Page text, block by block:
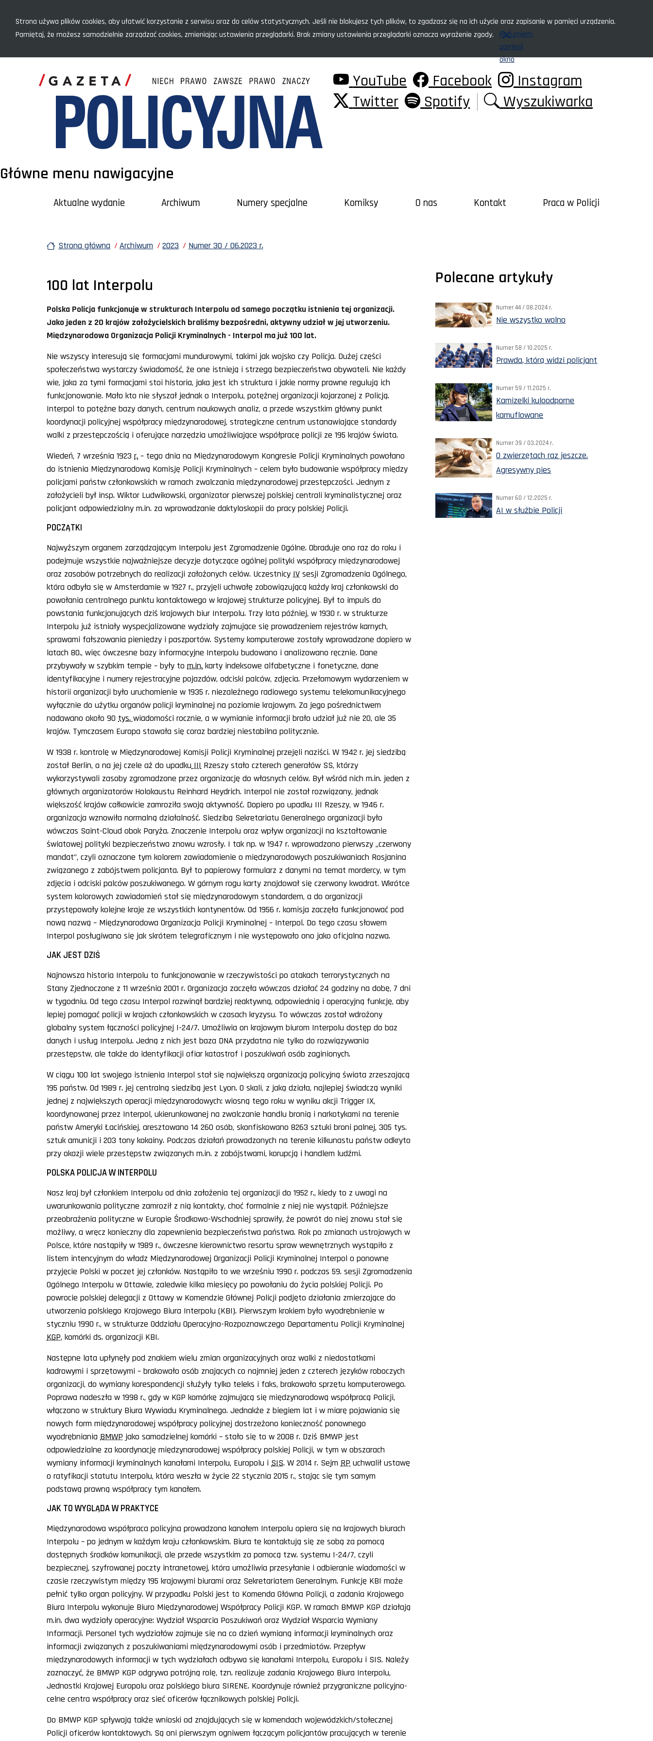
Strona używa plików cookies, aby ułatwić korzystanie z serwisu oraz do celów statystycznych. Jeśli nie blokujesz tych plików, to zgadzasz się na ich użycie oraz zapisanie w pamięci urządzenia.
Pamiętaj, że możesz samodzielnie zarządzać cookies, zmieniając ustawienia przeglądarki. Brak zmiany ustawienia przeglądarki oznacza wyrażenie zgody.
Rozumiem,
zamknij
okno
YouTube Facebook
Instagram
Twitter
Spotify Wyszukiwarka
Główne menu nawigacyjne
Aktualne wydanie Archiwum Numery specjalne Komiksy O nas Kontakt Praca w Policji
Strona główna Archiwum 2023 Numer 30 / 06.2023 r.
100 lat Interpolu
Polska Policja funkcjonuje w strukturach Interpolu od samego początku istnienia tej organizacji.
Jako jeden z 20 krajów założycielskich braliśmy bezpośredni, aktywny udział w jej utworzeniu.
Międzynarodowa Organizacja Policji Kryminalnych - Interpol ma już 100 lat.
Nie wszyscy interesują się formacjami mundurowymi, takimi jak wojsko czy Policja. Dużej części
społeczeństwa wystarczy świadomość, że one istnieją i strzegą bezpieczeństwa obywateli. Nie każdy
wie, jaka za tymi formacjami stoi historia, jaka jest ich struktura i jakie normy prawne regulują ich
funkcjonowanie. Mało kto nie słyszał jednak o Interpolu, potężnej organizacji kojarzonej z Policją.
Interpol to potężne bazy danych, centrum naukowych analiz, a przede wszystkim główny punkt
koordynacji policyjnej współpracy międzynarodowej, strategiczne centrum ustanawiające standardy
walki z przestępczością i oferujące narzędzia umożliwiające współpracę policji ze 195 krajów świata.
Wiedeń, 7 września 1923 r. – tego dnia na Międzynarodowym Kongresie Policji Kryminalnych powołano
do istnienia Międzynarodową Komisję Policji Kryminalnych – celem było budowanie współpracy między
policjami państw członkowskich w ramach zwalczania międzynarodowej przestępczości. Jednym z
założycieli był insp. Wiktor Ludwikowski, organizator pierwszej polskiej centrali kryminalistycznej oraz
policjant odpowiedzialny m.in. za wprowadzanie daktyloskopii do pracy polskiej Policji.
POCZĄTKI
Najwyższym organem zarządzającym Interpolu jest Zgromadzenie Ogólne. Obraduje ono raz do roku i
podejmuje wszystkie najważniejsze decyzje dotyczące ogólnej polityki współpracy międzynarodowej
oraz zasobów potrzebnych do realizacji założonych celów. Uczestnicy IV sesji Zgromadzenia Ogólnego,
która odbyła się w Amsterdamie w 1927 r., przyjęli uchwałę zobowiązującą każdy kraj członkowski do
powołania centralnego punktu kontaktowego w krajowej strukturze policyjnej. Był to impuls do
powstania funkcjonujących dziś krajowych biur Interpolu. Trzy lata później, w 1930 r. w strukturze
Interpolu już istniały wyspecjalizowane wydziały zajmujące się prowadzeniem rejestrów karnych,
sprawami fałszowania pieniędzy i paszportów. Systemy komputerowe zostały wprowadzone dopiero w
latach 80., więc ówczesne bazy informacyjne Interpolu budowano i analizowano ręcznie. Dane
przybywały w szybkim tempie – były to m.in. karty indeksowe alfabetyczne i fonetyczne, dane
identyfikacyjne i numery rejestracyjne pojazdów, odciski palców, zdjęcia. Przełomowym wydarzeniem w
historii organizacji było uruchomienie w 1935 r. niezależnego radiowego systemu telekomunikacyjnego
wyłącznie do użytku organów policji kryminalnej na poziomie krajowym. Za jego pośrednictwem
nadawano około 90 tys. wiadomości rocznie, a w wymianie informacji brało udział już nie 20, ale 35
krajów. Tymczasem Europa stawała się coraz bardziej niestabilna politycznie.
W 1938 r. kontrolę w Międzynarodowej Komisji Policji Kryminalnej przejęli naziści. W 1942 r. jej siedzibą
został Berlin, a na jej czele aż do upadku III Rzeszy stało czterech generałów SS, którzy
wykorzystywali zasoby zgromadzone przez organizację do własnych celów. Był wśród nich m.in. jeden z
głównych organizatorów Holokaustu Reinhard Heydrich. Interpol nie został rozwiązany, jednak
większość krajów całkowicie zamroziła swoją aktywność. Dopiero po upadku III Rzeszy, w 1946 r.
organizacja wznowiła normalną działalność. Siedzibą Sekretariatu Generalnego organizacji było
wówczas Saint-Cloud obok Paryża. Znaczenie Interpolu oraz wpływ organizacji na kształtowanie
światowej polityki bezpieczeństwa znowu wzrosły. I tak np. w 1947 r. wprowadzono pierwszy „czerwony
mandat”, czyli oznaczone tym kolorem zawiadomienie o międzynarodowych poszukiwaniach Rosjanina
związanego z zabójstwem policjanta. Był to papierowy formularz z danymi na temat mordercy, w tym
zdjęcia i odciski palców poszukiwanego. W górnym rogu karty znajdował się czerwony kwadrat. Wkrótce
system kolorowych zawiadomień stał się międzynarodowym standardem, a do organizacji
przystępowały kolejne kraje ze wszystkich kontynentów. Od 1956 r. komisja zaczęła funkcjonować pod
nową nazwą – Międzynarodowa Organizacja Policji Kryminalnej – Interpol. Do tego czasu słowem
Interpol posługiwano się jak skrótem telegraficznym i nie występowało ono jako oficjalna nazwa.
JAK JEST DZIŚ
Najnowsza historia Interpolu to funkcjonowanie w rzeczywistości po atakach terrorystycznych na
Stany Zjednoczone z 11 września 2001 r. Organizacja zaczęła wówczas działać 24 godziny na dobę, 7 dni
w tygodniu. Od tego czasu Interpol rozwinął bardziej reaktywną, odpowiednią i operacyjną funkcję, aby
lepiej pomagać policji w krajach członkowskich w czasach kryzysu. To wówczas został wdrożony
globalny system łączności policyjnej I-24/7. Umożliwia on krajowym biurom Interpolu dostęp do baz
danych i usług Interpolu. Jedną z nich jest baza DNA przydatna nie tylko do rozwiązywania
przestępstw, ale także do identyfikacji ofiar katastrof i poszukiwań osób zaginionych.
W ciągu 100 lat swojego istnienia Interpol stał się największą organizacją policyjną świata zrzeszającą
195 państw. Od 1989 r. jej centralną siedzibą jest Lyon. O skali, z jaką działa, najlepiej świadczą wyniki
jednej z największych operacji międzynarodowych: wiosną tego roku w wyniku akcji Trigger IX,
koordynowanej przez Interpol, ukierunkowanej na zwalczanie handlu bronią i narkotykami na terenie
państw Ameryki Łacińskiej, aresztowano 14 260 osób, skonfiskowano 8263 sztuki broni palnej, 305 tys.
sztuk amunicji i 203 tony kokainy. Podczas działań prowadzonych na terenie kilkunastu państw odkryto
przy okazji wiele przestępstw związanych m.in. z zabójstwami, korupcją i handlem ludźmi.
POLSKA POLICJA W INTERPOLU
Nasz kraj był członkiem Interpolu od dnia założenia tej organizacji do 1952 r., kiedy to z uwagi na
uwarunkowania polityczne zamroził z nią kontakty, choć formalnie z niej nie wystąpił. Późniejsze
przeobrażenia polityczne w Europie Środkowo-Wschodniej sprawiły, że powrót do niej znowu stał się
możliwy, a wręcz konieczny dla zapewnienia bezpieczeństwa państwa. Rok po zmianach ustrojowych w
Polsce, które nastąpiły w 1989 r., ówczesne kierownictwo resortu spraw wewnętrznych wystąpiło z
listem intencyjnym do władz Międzynarodowej Organizacji Policji Kryminalnej Interpol o ponowne
przyjęcie Polski w poczet jej członków. Nastąpiło to we wrześniu 1990 r. podczas 59. sesji Zgromadzenia
Ogólnego Interpolu w Ottawie, zaledwie kilka miesięcy po powołaniu do życia polskiej Policji. Po
powrocie polskiej delegacji z Ottawy w Komendzie Głównej Policji podjęto działania zmierzające do
utworzenia polskiego Krajowego Biura Interpolu (KBI). Pierwszym krokiem było wyodrębnienie w
styczniu 1990 r., w strukturze Oddziału Operacyjno-Rozpoznawczego Departamentu Policji Kryminalnej
KGP, komórki ds. organizacji KBI.
Następne lata upłynęły pod znakiem wielu zmian organizacyjnych oraz walki z niedostatkami
kadrowymi i sprzętowymi – brakowało osób znających co najmniej jeden z czterech języków roboczych
organizacji, do wymiany korespondencji służyły tylko teleks i faks, brakowało sprzętu komputerowego.
Poprawa nadeszła w 1998 r., gdy w KGP komórkę zajmującą się międzynarodową współpracą Policji,
włączono w struktury Biura Wywiadu Kryminalnego. Jednakże z biegiem lat i w miarę pojawiania się
nowych form międzynarodowej współpracy policyjnej dostrzeżono konieczność ponownego
wyodrębniania BMWP jako samodzielnej komórki – stało się to w 2008 r. Dziś BMWP jest
odpowiedzialne za koordynację międzynarodowej współpracy polskiej Policji, w tym w obszarach
wymiany informacji kryminalnych kanałami Interpolu, Europolu i SIS. W 2014 r. Sejm RP uchwalił ustawę
o ratyfikacji statutu Interpolu, która weszła w życie 22 stycznia 2015 r., stając się tym samym
podstawą prawną współpracy tym kanałem.
JAK TO WYGLĄDA W PRAKTYCE
Międzynarodowa współpraca policyjna prowadzona kanałem Interpolu opiera się na krajowych biurach
Interpolu – po jednym w każdym kraju członkowskim. Biura te kontaktują się ze sobą za pomocą
dostępnych środków komunikacji, ale przede wszystkim za pomocą tzw. systemu I-24/7, czyli
bezpiecznej, szyfrowanej poczty intranetowej, która umożliwia przesyłanie i odbieranie wiadomości w
czasie rzeczywistym między 195 krajowymi biurami oraz Sekretariatem Generalnym. Funkcję KBI może
pełnić tylko organ policyjny. W przypadku Polski jest to Komenda Główna Policji, a zadania Krajowego
Biura Interpolu wykonuje Biuro Międzynarodowej Współpracy Policji KGP. W ramach BMWP KGP działają
m.in. dwa wydziały operacyjne: Wydział Wsparcia Poszukiwań oraz Wydział Wsparcia Wymiany
Informacji. Personel tych wydziałów zajmuje się na co dzień wymianą informacji kryminalnych oraz
informacji związanych z poszukiwaniami międzynarodowymi osób i przedmiotów. Przepływ
międzynarodowych informacji w tych wydziałach odbywa się kanałami Interpolu, Europolu i SIS. Należy
zaznaczyć, że BMWP KGP odgrywa potrójną rolę, tzn. realizuje zadania Krajowego Biura Interpolu,
Jednostki Krajowej Europolu oraz polskiego biura SIRENE. Koordynuje również przygraniczne policyjno-
celne centra współpracy oraz sieć oficerów łącznikowych polskiej Policji.
Do BMWP KGP spływają także wnioski od znajdujących się w komendach wojewódzkich/stołecznej
Policji oficerów kontaktowych. Są oni pierwszym ogniwem łączącym policjantów pracujących w terenie
Polecane artykuły
Numer 44 / 08.2024 r.
Nie wszystko wolno
Numer 58 / 10.2025 r.
Prawda, którą widzi policjant
Numer 59 / 11.2025 r.
Kamizelki kuloodporne
kamuflowane
Numer 39 / 03.2024 r.
O zwierzętach raz jeszcze.
Agresywny pies
Numer 60 / 12.2025 r.
AI w służbie Policji